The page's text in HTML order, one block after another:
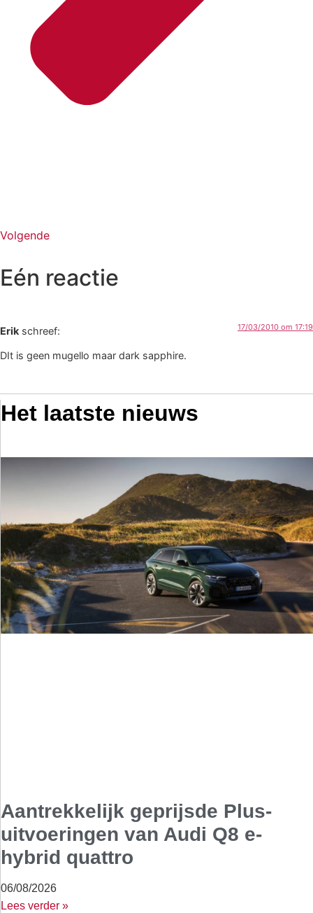
Volgende
Eén reactie
Erik schreef: 17/03/2010 om 17:19
DIt is geen mugello maar dark sapphire.
Het laatste nieuws
Aantrekkelijk geprijsde Plus-
uitvoeringen van Audi Q8 e-
hybrid quattro
06/08/2026
Lees verder »